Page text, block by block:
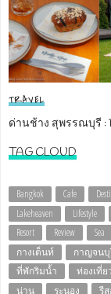
TRAVEL
ด่านช้าง สุพรรณบุรี :
TAG CLOUD
Bangkok Cafe
Lakeheaven
Lifestyle
Resort
Review Sea
กางเต็นท์
กาญจน
ที่พักริมน้ำ
ท่องเที่ย
น่าน
ระนอง รี